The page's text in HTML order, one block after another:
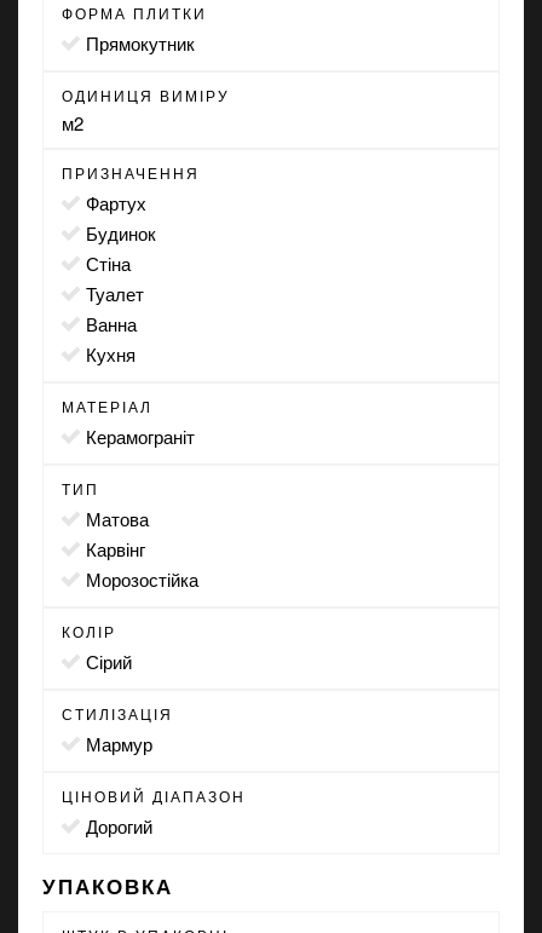
ФОРМА ПЛИТКИ
прямокутник
ОДИНИЦЯ ВИМІРУ
м2
ПРИЗНАЧЕННЯ
фартух
будинок
стіна
туалет
ванна
кухня
МАТЕРІАЛ
Керамограніт
ТИП
матова
карвінг
морозостійка
КОЛІР
сірий
СТИЛІЗАЦІЯ
мармур
ЦІНОВИЙ ДІАПАЗОН
Дорогий
УПАКОВКА